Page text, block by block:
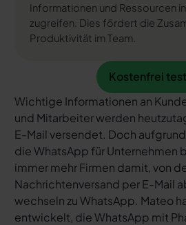
Informationen und Ressourcen
zugreifen. Dies fördert die
Produktivität im Team.
Kostenfrei testen
Kostenfrei
Wichtige Informationen an
und Mitarbeiter werden
E-Mail versendet. Doch
die WhatsApp für Unternehmen
immer mehr Firmen damit, von
Nachrichtenversand per E-Mail
wechseln zu WhatsApp. Mateo
entwickelt, die WhatsApp mit